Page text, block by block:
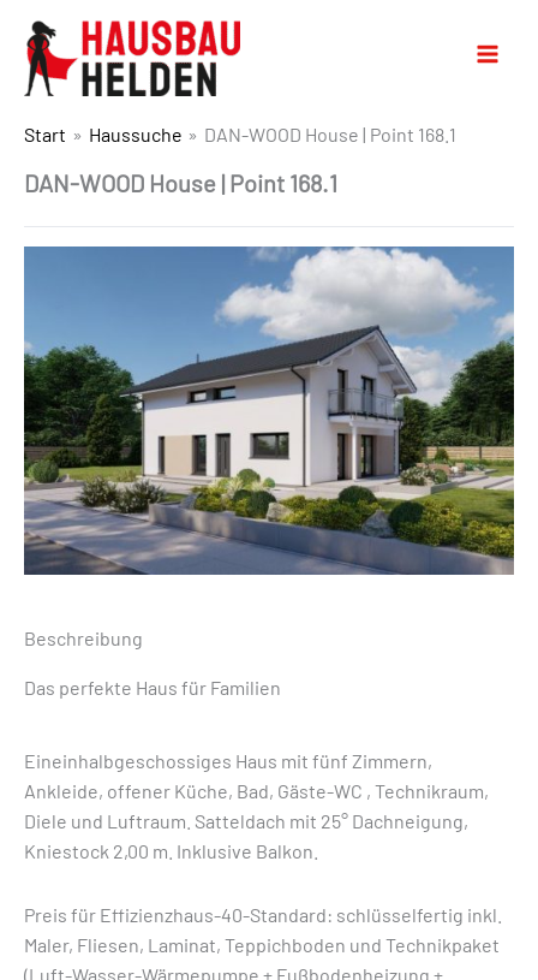
Start Haussuche DAN-WOOD House | Point 168.1
DAN-WOOD House | Point 168.1
Beschreibung
Das perfekte Haus für Familien
Eineinhalbgeschossiges Haus mit fünf Zimmern,
Ankleide, offener Küche, Bad, Gäste-WC , Technikraum,
Diele und Luftraum. Satteldach mit 25° Dachneigung,
Kniestock 2,00 m. Inklusive Balkon.
Preis für Effizienzhaus-40-Standard: schlüsselfertig inkl.
Maler, Fliesen, Laminat, Teppichboden und Technikpaket
(Luft-Wasser-Wärmepumpe + Fußbodenheizung +